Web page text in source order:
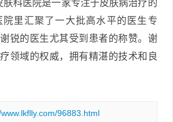
肤科医院是一家专注于皮肤病治疗的
院里汇聚了一大批高水平的医生专
锐的医生尤其受到患者的称赞。谢
领域的权威，拥有精湛的技术和良
96883.html